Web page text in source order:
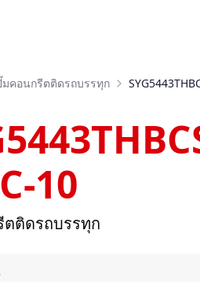
คอนกรีตติดรถบรรทุก
10
ติดรถบรรทุก